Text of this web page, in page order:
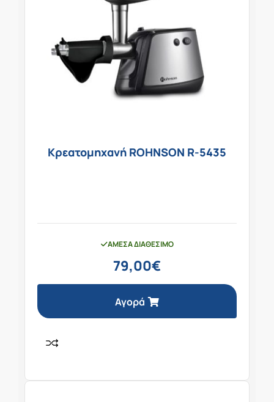
Κρεατομηχανή ROHNSON R-5435
ΆΜΕΣΑ ΔΙΑΘΈΣΙΜΟ
79,00€
Αγορά